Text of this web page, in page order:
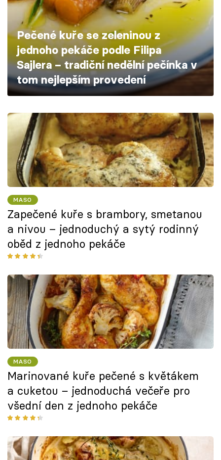
Škola vaření
Recepty z TV
Speciál: Cuketa
Těhotnej kuchař
Přihlášení
Sledujte nás
Pečené kuře se zeleninou z
jednoho pekáče podle Filipa
Sajlera – tradiční nedělní pečínka v
tom nejlepším provedení
MASO
Zapečené kuře s brambory, smetanou
a nivou – jednoduchý a sytý rodinný
oběd z jednoho pekáče
MASO
Marinované kuře pečené s květákem
a cuketou – jednoduchá večeře pro
všední den z jednoho pekáče